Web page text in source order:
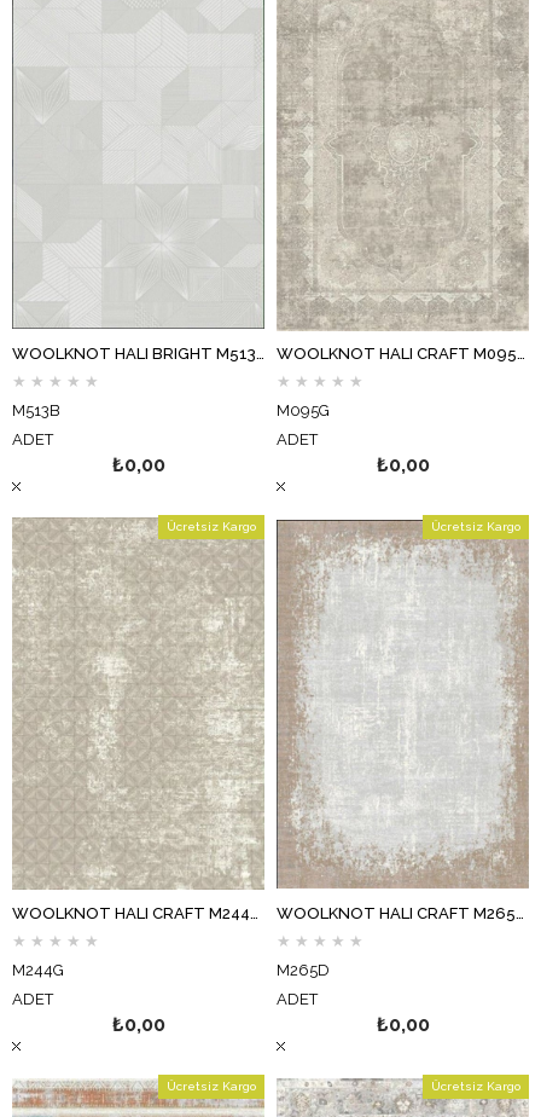
★ ★ ★ ★ ★
M513B
ADET
₺0,00
★ ★ ★ ★ ★
M095G
ADET
₺0,00
WOOLKNOT HALI CRAFT M244G KREM GRİ
★ ★ ★ ★ ★
M244G
ADET
₺0,00
Ücretsiz Kargo
WOOLKNOT HALI CRAFT M265D KREM KOYU GRİ
★ ★ ★ ★ ★
M265D
ADET
₺0,00
Ücretsiz Kargo
Ücretsiz Kargo Ücretsiz Kargo